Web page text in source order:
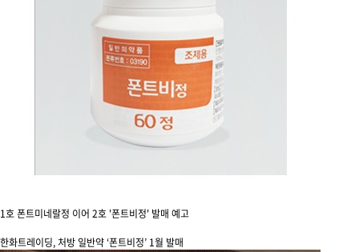
1호 폰트미네랄정 이어 2호 '폰트비정' 발매 예고
한화트레이딩, 처방 일반약 ‘폰트비정’ 1월 발매